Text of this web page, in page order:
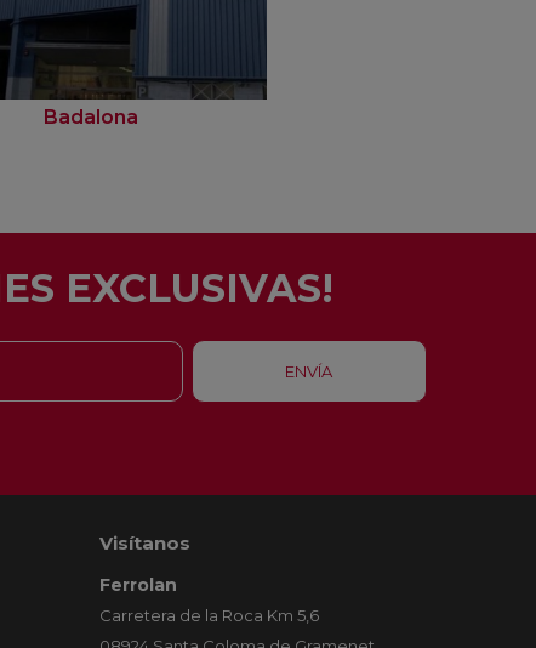
Badalona
EXCLUSIVAS!
Visítanos
Ferrolan
Carretera de la Roca Km 5,6